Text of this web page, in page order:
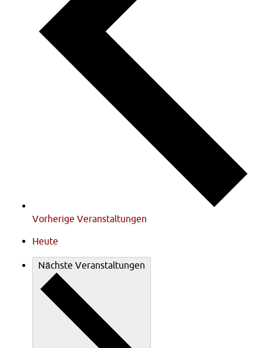
Vorherige Veranstaltungen
Heute
Nächste Veranstaltungen